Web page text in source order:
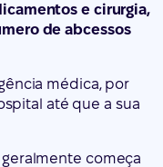
e cirurgia,
de abcessos
médica, por
até que a sua
começa